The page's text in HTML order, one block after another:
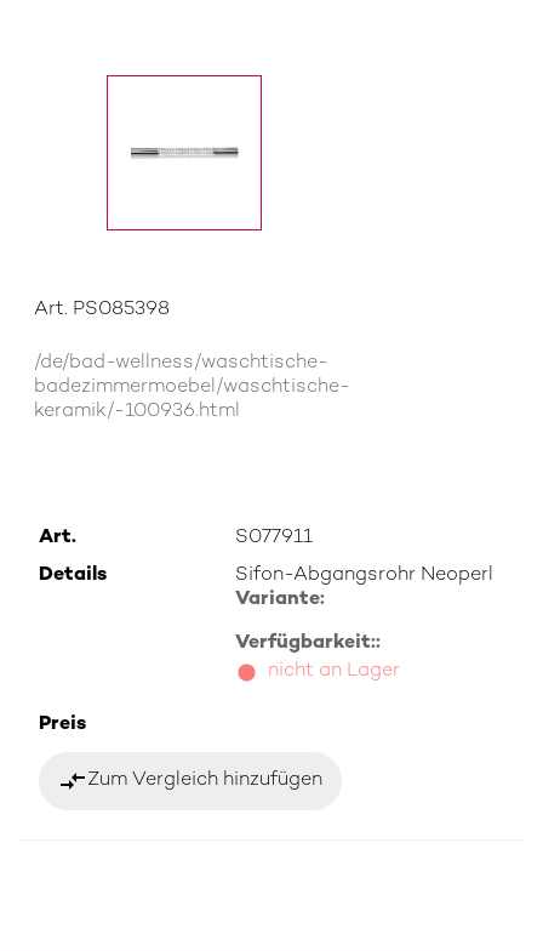
Art. PS085398
/de/bad-wellness/waschtische-
badezimmermoebel/waschtische-
keramik/-100936.html
Art.
S077911
Details
Sifon-Abgangsrohr Neoperl
Variante:
Verfügbarkeit::
nicht an Lager
Preis
compare_arrowsZum Vergleich hinzufügen